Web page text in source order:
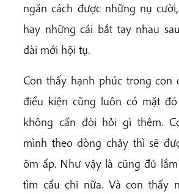
ngăn cách được những nụ
hay những cái bắt tay nhau
dài mới hội tụ.
Con thấy hạnh phúc trong con
điều kiện cũng luôn có mặt
không cần đòi hỏi gì thêm.
mình theo dòng chảy thì sẽ
ôm ấp. Như vậy là cũng đủ
tìm cầu chi nữa. Và con thấy